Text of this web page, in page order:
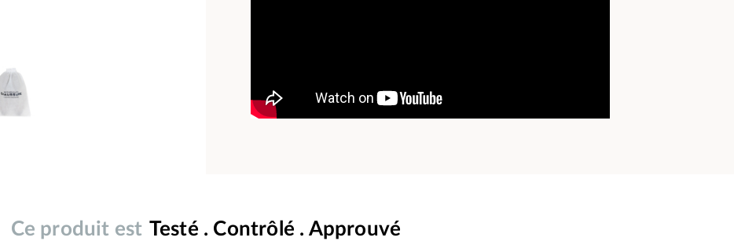
Ce produit est Testé . Contrôlé . Approuvé